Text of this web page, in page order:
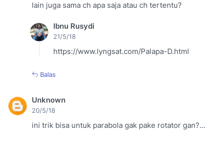
lain juga sama ch apa saja atau ch tertentu?
Ibnu Rusydi
21/5/18
https://www.lyngsat.com/Palapa-D.html
Balas
Unknown
20/5/18
ini trik bisa untuk parabola gak pake rotator gan?...